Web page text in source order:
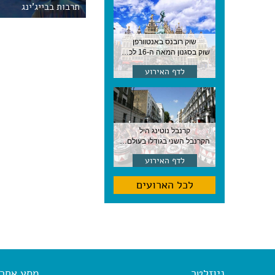
שוק רובנס באנטוורפן
שוק בסגנון המאה ה-16 לכבודו של הצייר המפורסם, בן העיר, נערך ב-15 באוגוסט באנטוורפן
לדף האירוע
קרנבל נוטינג היל
הקרנבל השני בגודלו בעולם, עם מוזיקה, תהלוכות ותחפושות. לונדון
לדף האירוע
לכל הארועים
תרבות בבייג'ינג